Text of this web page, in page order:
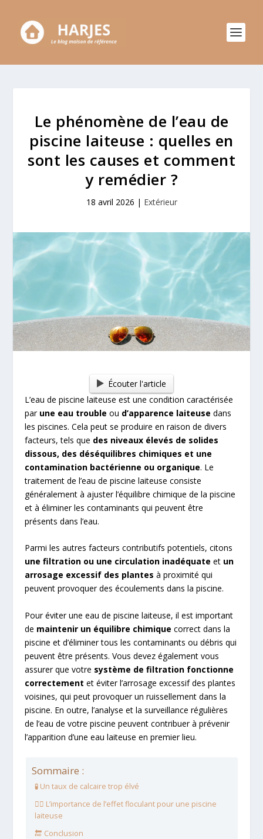
Le phénomène de l’eau de
piscine laiteuse : quelles en
sont les causes et comment
y remédier ?
18 avril 2026 | Extérieur
Écouter l'article
L’eau de piscine laiteuse est une condition caractérisée
parune eau trouble ou d’apparence laiteuse dans
les piscines. Cela peut se produire en raison de divers
facteurs, tels que des niveaux élevés de solides
dissous, des déséquilibres chimiques et une
contamination bactérienne ou organique. Le
traitement de l’eau de piscine laiteuse consiste
généralement à ajuster l’équilibre chimique de la piscine
et à éliminer les contaminants qui peuvent être
présents dans l’eau.
Parmi les autres facteurs contributifs potentiels, citons
une filtration ou une circulation inadéquateet un
arrosage excessif des plantes à proximité qui
peuvent provoquer des écoulements dans la piscine.
Pour éviter une eau de piscine laiteuse, il est important
de maintenir un équilibre chimique correct dans la
piscine et d’éliminer tous les contaminants ou débris qui
peuvent être présents. Vous devez également vous
assurer que votre système de filtration fonctionne
correctement et éviter l’arrosage excessif des plantes
voisines, qui peut provoquer un ruissellement dans la
piscine. En outre, l’analyse et la surveillance régulières
de l’eau de votre piscine peuvent contribuer à prévenir
l’apparition d’une eau laiteuse en premier lieu.
Sommaire :
🧪 Un taux de calcaire trop élvé
🏊‍♂️ L’importance de l’effet floculant pour une piscine
laiteuse
🔚 Conclusion